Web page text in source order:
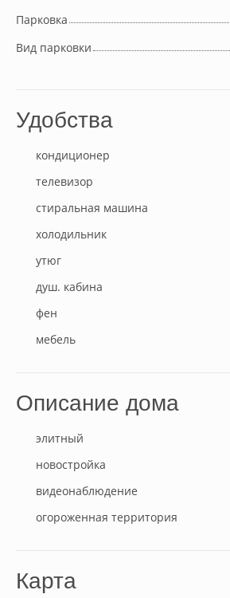
Парковка
Вид парковки
Удобства
кондиционер
телевизор
стиральная машина
холодильник
утюг
душ. кабина
фен
мебель
Описание дома
элитный
новостройка
видеонаблюдение
огороженная территория
Карта